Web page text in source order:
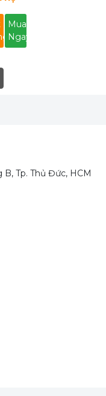
Mua
Ngay
Tp. Thủ Đức, HCM